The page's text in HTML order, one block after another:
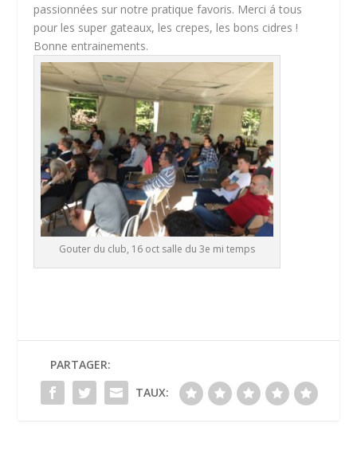
passionnées sur notre pratique favoris. Merci á tous
pour les super gateaux, les crepes, les bons cidres !
Bonne entrainements.
Gouter du club, 16 oct salle du 3e mi temps
PARTAGER:
TAUX: